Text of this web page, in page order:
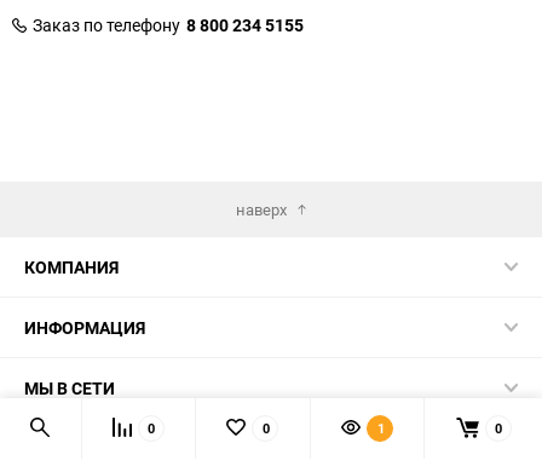
Заказ по телефону 8 800 234 5155
наверх
КОМПАНИЯ
ИНФОРМАЦИЯ
МЫ В СЕТИ
0 0 1 0